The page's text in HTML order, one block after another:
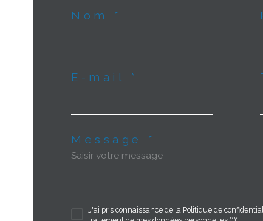
Nom *
E-mail *
Message *
J'ai pris connaissance de la Politique de